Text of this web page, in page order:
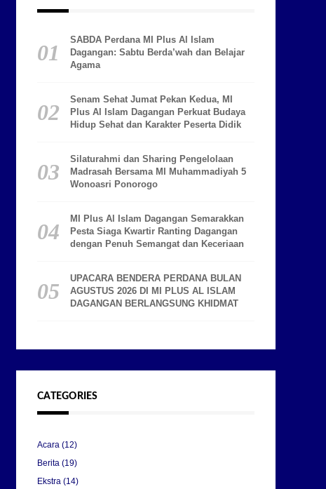
SABDA Perdana MI Plus Al Islam
Dagangan: Sabtu Berda’wah dan Belajar
Agama
Senam Sehat Jumat Pekan Kedua, MI
Plus Al Islam Dagangan Perkuat Budaya
Hidup Sehat dan Karakter Peserta Didik
Silaturahmi dan Sharing Pengelolaan
Madrasah Bersama MI Muhammadiyah 5
Wonoasri Ponorogo
MI Plus Al Islam Dagangan Semarakkan
Pesta Siaga Kwartir Ranting Dagangan
dengan Penuh Semangat dan Keceriaan
UPACARA BENDERA PERDANA BULAN
AGUSTUS 2026 DI MI PLUS AL ISLAM
DAGANGAN BERLANGSUNG KHIDMAT
CATEGORIES
Acara (12)
Berita (19)
Ekstra (14)